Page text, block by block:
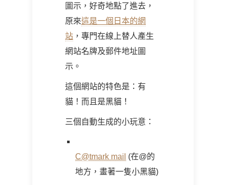
圖示，好奇地點了進去，
原來這是一個日本的網
站 ，專門在線上替人產生
網站名牌及郵件地址圖
示。
這個網站的特色是：有
貓！而且是黑貓！
三個自動生成的小玩意：
C@tmark mail (在@的
地方，畫著一隻小黑貓)